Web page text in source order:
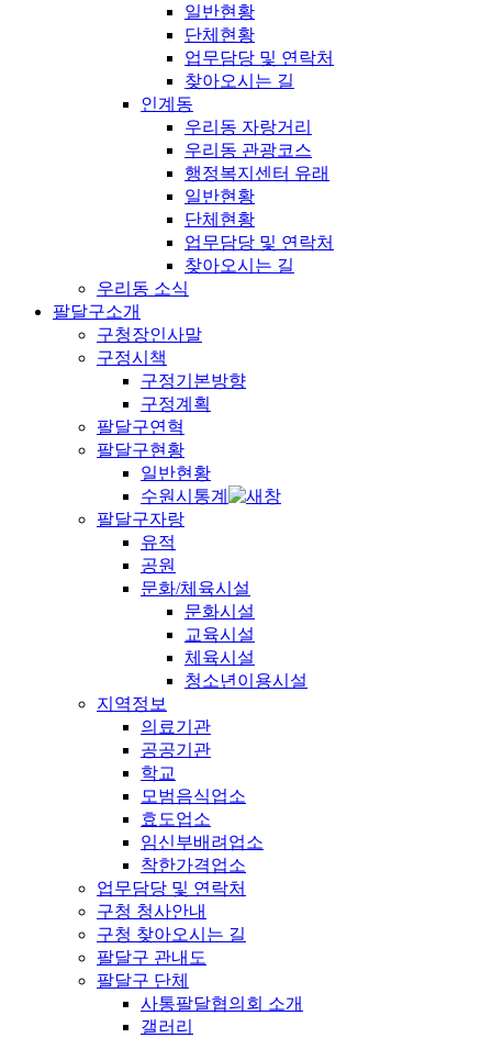
일반현황
단체현황
업무담당 및 연락처
찾아오시는 길
인계동
우리동 자랑거리
우리동 관광코스
행정복지센터 유래
일반현황
단체현황
업무담당 및 연락처
찾아오시는 길
우리동 소식
팔달구소개
구청장인사말
구정시책
구정기본방향
구정계획
팔달구연혁
팔달구현황
일반현황
수원시통계
팔달구자랑
유적
공원
문화/체육시설
문화시설
교육시설
체육시설
청소년이용시설
지역정보
의료기관
공공기관
학교
모범음식업소
효도업소
임신부배려업소
착한가격업소
업무담당 및 연락처
구청 청사안내
구청 찾아오시는 길
팔달구 관내도
팔달구 단체
사통팔달협의회 소개
갤러리